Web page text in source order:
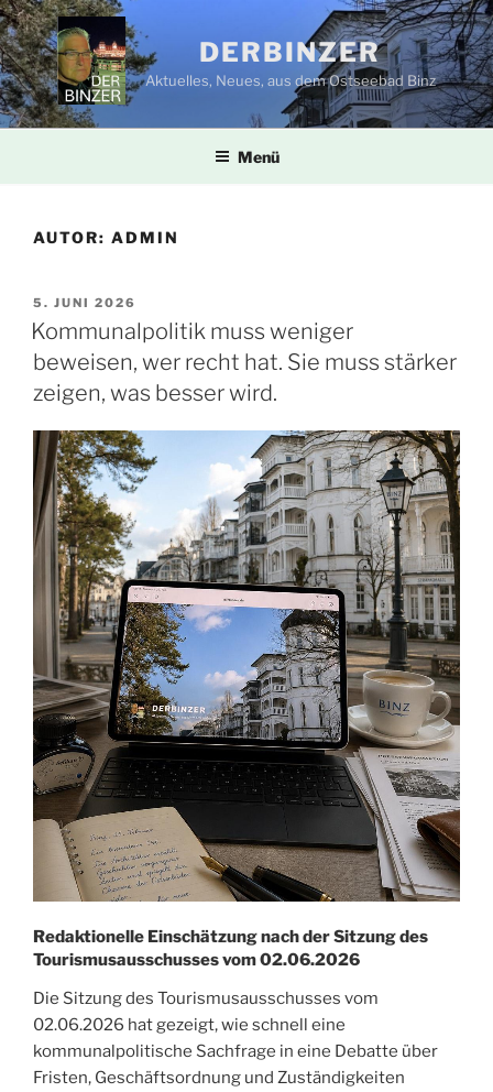
Zum
Inhalt
springen
DERBINZER
Aktuelles, Neues, aus dem Ostseebad Binz
Menü
AUTOR: ADMIN
VERÖFFENTLICHT
AM
5. JUNI 2026
Kommunalpolitik muss weniger
beweisen, wer recht hat. Sie muss stärker
zeigen, was besser wird.
Redaktionelle Einschätzung nach der Sitzung des
Tourismusausschusses vom 02.06.2026
Die Sitzung des Tourismusausschusses vom
02.06.2026 hat gezeigt, wie schnell eine
kommunalpolitische Sachfrage in eine Debatte über
Fristen, Geschäftsordnung und Zuständigkeiten